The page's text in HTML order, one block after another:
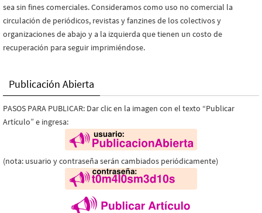
sea sin fines comerciales. Consideramos como uso no comercial la
circulación de periódicos, revistas y fanzines de los colectivos y
organizaciones de abajo y a la izquierda que tienen un costo de
recuperación para seguir imprimiéndose.
Publicación Abierta
PASOS PARA PUBLICAR: Dar clic en la imagen con el texto “Publicar
Artículo” e ingresa:
(nota: usuario y contraseña serán cambiados periódicamente)